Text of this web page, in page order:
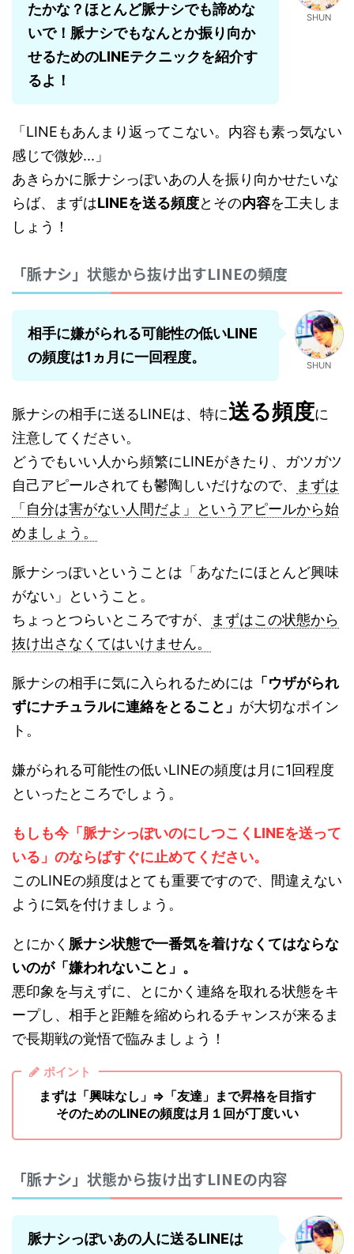
たかな？ほとんど脈ナシでも諦めな
いで！脈ナシでもなんとか振り向か
せるためのLINEテクニックを紹介す
るよ！
SHUN
「LINEもあんまり返ってこない。内容も素っ気ない
感じで微妙...」
あきらかに脈ナシっぽいあの人を振り向かせたいな
らば、まずはLINEを送る頻度とその内容を工夫しま
しょう！
「脈ナシ」状態から抜け出すLINEの頻度
相手に嫌がられる可能性の低いLINE
の頻度は1ヵ月に一回程度。
SHUN
脈ナシの相手に送るLINEは、特に送る頻度に
注意してください。
どうでもいい人から頻繁にLINEがきたり、ガツガツ
自己アピールされても鬱陶しいだけなので、
まずは
「自分は害がない人間だよ」というアピールから始
めましょう。
脈ナシっぽいということは「あなたにほとんど興味
がない」ということ。
ちょっとつらいところですが、
まずはこの状態から
抜け出さなくてはいけません。
脈ナシの相手に気に入られるためには 「ウザがられ
ずにナチュラルに連絡をとること」 が大切なポイン
ト。
嫌がられる可能性の低いLINEの頻度は月に1回程度
といったところでしょう。
もしも今「脈ナシっぽいのにしつこくLINEを送って
いる」のならばすぐに止めてください。
このLINEの頻度はとても重要ですので、間違えない
ように気を付けましょう。
とにかく 脈ナシ状態で一番気を着けなくてはならな
いのが「嫌われないこと」。
悪印象を与えずに、とにかく連絡を取れる状態をキ
ープし、相手と距離を縮められるチャンスが来るま
で長期戦の覚悟で臨みましょう！
ポイント
まずは「興味なし」⇒「友達」まで昇格を目指す
そのためのLINEの頻度は月１回が丁度いい
「脈ナシ」状態から抜け出すLINEの内容
脈ナシっぽいあの人に送るLINEは